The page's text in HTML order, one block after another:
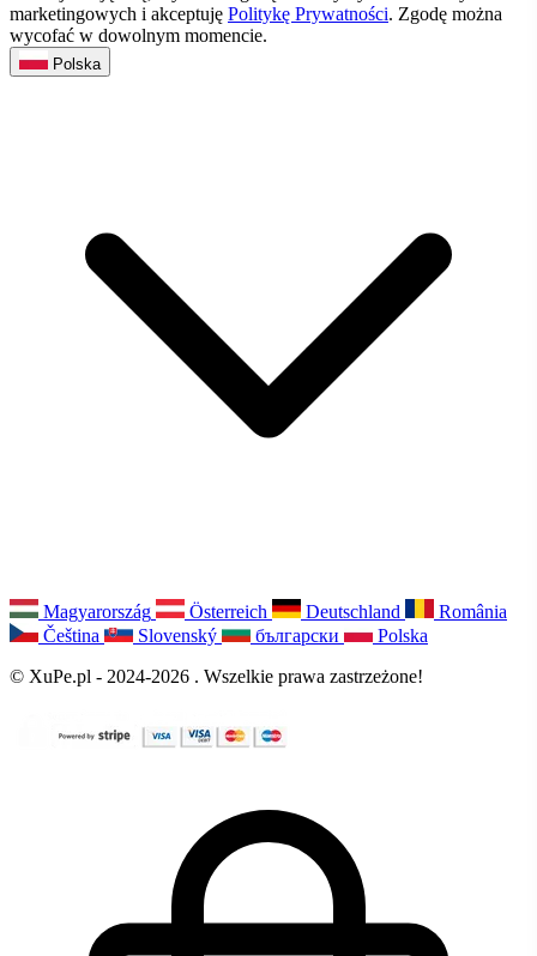
marketingowych i akceptuję Politykę Prywatności. Zgodę można
wycofać w dowolnym momencie.
Polska
Magyarország Österreich Deutschland
România
Čeština
Slovenský български
Polska
© XuPe.pl - 2024-2026 . Wszelkie prawa zastrzeżone!